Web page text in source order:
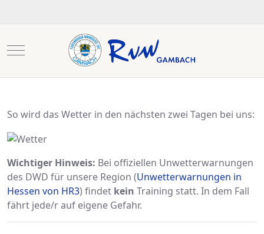
Mobile Menu Toggle
So wird das Wetter in den nächsten zwei Tagen bei uns:
Wichtiger Hinweis: Bei offiziellen Unwetterwarnungen
des DWD für unsere Region (Unwetterwarnungen in
Hessen von HR3) findet kein Training statt. In dem Fall
fährt jede/r auf eigene Gefahr.